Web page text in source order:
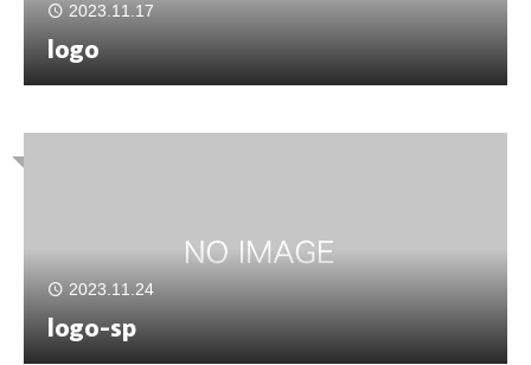
2023.11.17
logo
2023.11.24
logo-sp